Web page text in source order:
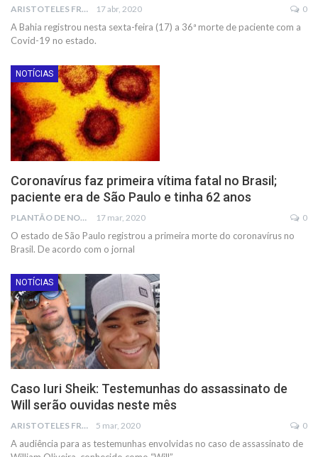
ARISTOTELES FRANCO 17 abr, 2020 0
A Bahia registrou nesta sexta-feira (17) a 36ª morte de paciente com a
Covid-19 no estado.
NOTÍCIAS
Coronavírus faz primeira vítima fatal no Brasil;
paciente era de São Paulo e tinha 62 anos
PLANTÃO DE NOTÍCIAS 17 mar, 2020 0
O estado de São Paulo registrou a primeira morte do coronavírus no
Brasil. De acordo com o jornal
NOTÍCIAS
Caso Iuri Sheik: Testemunhas do assassinato de
Will serão ouvidas neste mês
ARISTOTELES FRANCO 5 mar, 2020 0
A audiência para as testemunhas envolvidas no caso de assassinato de